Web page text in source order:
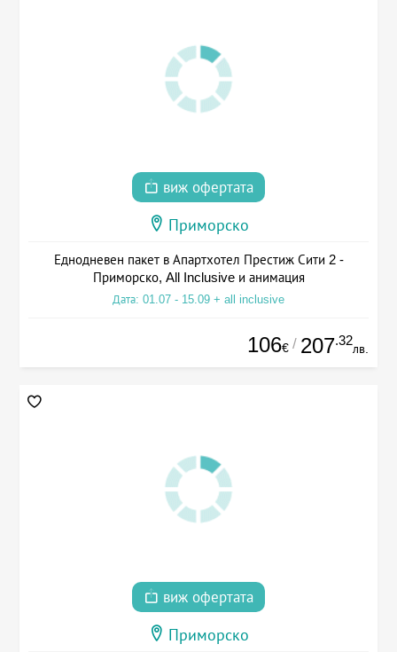
виж офертата
Приморско
Еднодневен пакет в Апартхотел Престиж Сити 2 -
Приморско, All Inclusive и анимация
Дата: 01.07 - 15.09 + all inclusive
106€ / 207.32
лв.
виж офертата
Приморско